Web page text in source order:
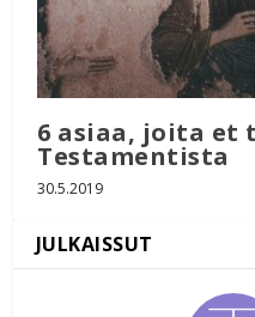
6 asiaa, joita et
Testamentista
30.5.2019